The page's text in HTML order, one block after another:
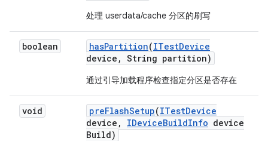
处理 userdata/cache 分区的刷写
boolean hasPartition(ITestDevice
device , String partition)
通过引导加载程序检查指定分区是否存在
void preFlashSetup(ITestDevice
device , IDeviceBuildInfo device
Build)